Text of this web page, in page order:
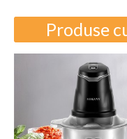
Produse